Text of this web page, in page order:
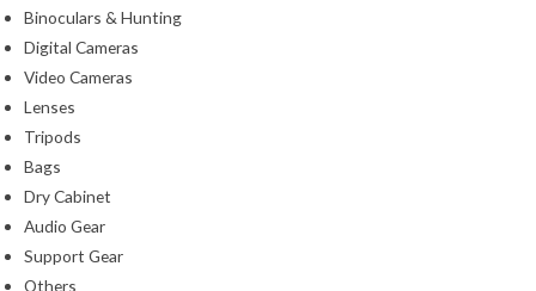
Binoculars & Hunting
Digital Cameras
Video Cameras
Lenses
Tripods
Bags
Dry Cabinet
Audio Gear
Support Gear
Others